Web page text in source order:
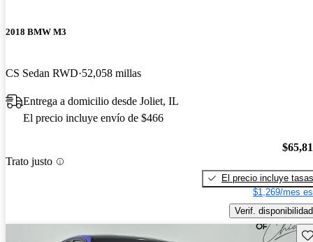
2018 BMW M3
CS Sedan RWD 52,058 millas
Entrega a domicilio desde Joliet, IL
El precio incluye envío de $466
Trato justo
El precio incluye tasas
$1,269/mes
Verif. disponibilidad